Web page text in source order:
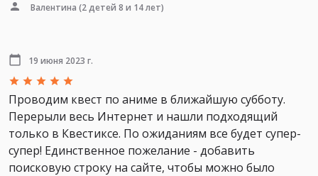
Валентина (2 детей 8 и 14 лет)
19 июня 2023 г.
Проводим квест по аниме в ближайшую субботу.
Перерыли весь Интернет и нашли подходящий
только в Квестиксе. По ожиданиям все будет супер-
супер! Единственное пожелание - добавить
поисковую строку на сайте, чтобы можно было